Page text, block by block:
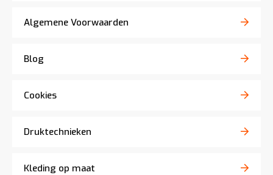
Algemene Voorwaarden
Blog
Cookies
Druktechnieken
Kleding op maat